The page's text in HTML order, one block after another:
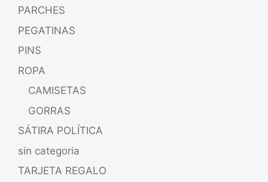
PARCHES
PEGATINAS
PINS
ROPA
CAMISETAS
GORRAS
SÁTIRA POLÍTICA
sin categoria
TARJETA REGALO